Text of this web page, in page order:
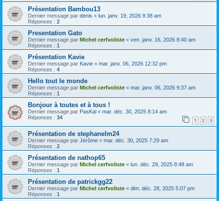
Présentation Bambou13
Dernier message par denis « lun. janv. 19, 2026 9:38 am
Réponses : 2
Presentation Gato
Dernier message par Michel cerfvoliste « ven. janv. 16, 2026 8:40 am
Réponses : 1
Présentation Kavie
Dernier message par Kavie « mar. janv. 06, 2026 12:32 pm
Réponses : 4
Hello tout le monde
Dernier message par Michel cerfvoliste « mar. janv. 06, 2026 9:37 am
Réponses : 1
Bonjour à toutes et à tous !
Dernier message par PasKal « mar. déc. 30, 2025 8:14 am
Réponses : 34 1 2 3
Présentation de stephanelm24
Dernier message par Jérôme « mar. déc. 30, 2025 7:29 am
Réponses : 2
Présentation de nathop65
Dernier message par Michel cerfvoliste « lun. déc. 29, 2025 8:48 am
Réponses : 1
Présentation de patrickgg22
Dernier message par Michel cerfvoliste « dim. déc. 28, 2025 5:07 pm
Réponses : 1